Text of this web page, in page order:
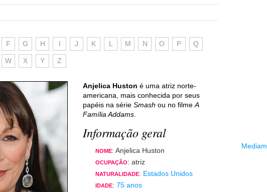
F G H I J K L M N O P Q
W X Y Z
Anjelica Huston é uma atriz norte-
americana, mais conhecida por seus
papéis na série Smash ou no filme A
Família Addams
Informação geral
NOME: Anjelica Huston
OCUPAÇÃO: atriz
NATURALIDADE: Estados Unidos
IDADE: 75 anos